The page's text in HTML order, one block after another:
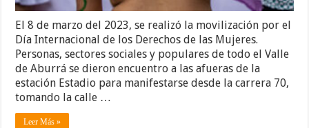
El 8 de marzo del 2023, se realizó la movilización por el
Día Internacional de los Derechos de las Mujeres.
Personas, sectores sociales y populares de todo el Valle
de Aburrá se dieron encuentro a las afueras de la
estación Estadio para manifestarse desde la carrera 70,
tomando la calle …
Leer Más »